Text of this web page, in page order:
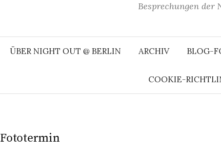
Besprechungen der
ÜBER NIGHT OUT @ BERLIN ARCHIV BLOG-
COOKIE-
Fototermin